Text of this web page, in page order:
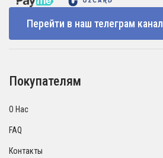
Перейти в наш телеграм канал
Покупателям
О Нас
FAQ
Контакты